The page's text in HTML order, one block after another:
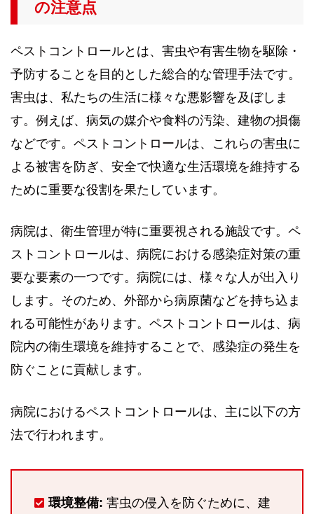
の注意点
ペストコントロールとは、害虫や有害生物を駆除・
予防することを目的とした総合的な管理手法です。
害虫は、私たちの生活に様々な悪影響を及ぼしま
す。例えば、病気の媒介や食料の汚染、建物の損傷
などです。ペストコントロールは、これらの害虫に
よる被害を防ぎ、安全で快適な生活環境を維持する
ために重要な役割を果たしています。
病院は、衛生管理が特に重要視される施設です。ペ
ストコントロールは、病院における感染症対策の重
要な要素の一つです。病院には、様々な人が出入り
します。そのため、外部から病原菌などを持ち込ま
れる可能性があります。ペストコントロールは、病
院内の衛生環境を維持することで、感染症の発生を
防ぐことに貢献します。
病院におけるペストコントロールは、主に以下の方
法で行われます。
環境整備: 害虫の侵入を防ぐために、建